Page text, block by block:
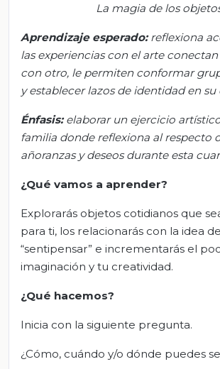
La magia de los
Aprendizaje esperado:reflexiona
las experiencias con el arte
con otro, le permiten conformar
y establecer lazos de identidad en
Énfasis:elaborar un ejercicio
familia donde reflexiona al respecto
añoranzas y deseos durante esta
¿Qué vamos a aprender?
Explorarás objetos cotidianos que
para ti, los relacionarás con la idea
“sentipensar” e incrementarás el
imaginación y tu creatividad.
¿Qué hacemos?
Inicia con la siguiente pregunta.
¿Cómo, cuándo y/o dónde puedes